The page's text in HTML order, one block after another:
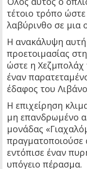
τέτοιο τρόπο
λαβύρινθο σε μια
Η ανακάλυψη αυτή
προετοιμασίας
ώστε η Χεζμπολάχ
έναν
έδαφος του
Η επιχείρηση
μη επανδρωμένο
μονάδας
πραγματοποιούσε
εντόπισε έναν
υπόγειο πέρασμα.